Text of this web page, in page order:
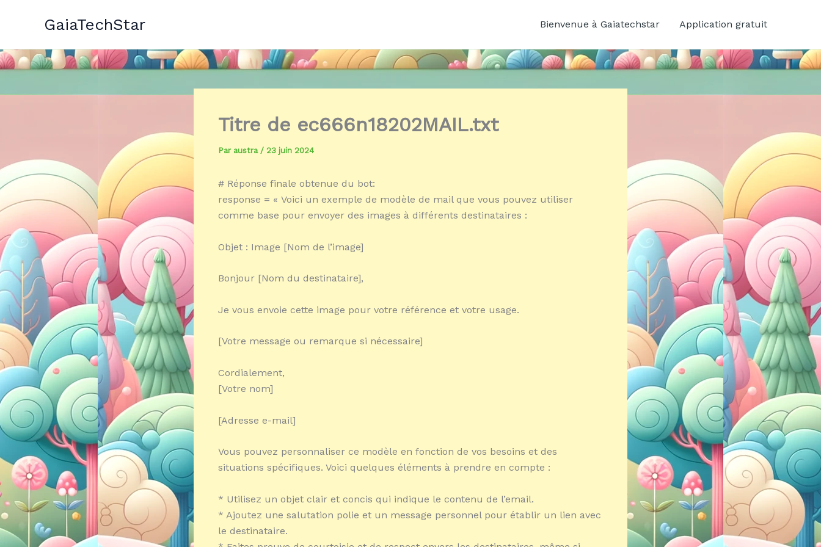
GaiaTechStar Bienvenue à Gaiatechstar Application gratuit
Titre de ec666n18202MAIL.txt
Par austra / 23 juin 2024
# Réponse finale obtenue du bot:
response = « Voici un exemple de modèle de mail que vous pouvez utiliser
comme base pour envoyer des images à différents destinataires :
Objet : Image [Nom de l’image]
Bonjour [Nom du destinataire],
Je vous envoie cette image pour votre référence et votre usage.
[Votre message ou remarque si nécessaire]
Cordialement,
[Votre nom]
[Adresse e-mail]
Vous pouvez personnaliser ce modèle en fonction de vos besoins et des
situations spécifiques. Voici quelques éléments à prendre en compte :
* Utilisez un objet clair et concis qui indique le contenu de l’email.
* Ajoutez une salutation polie et un message personnel pour établir un lien avec
le destinataire.